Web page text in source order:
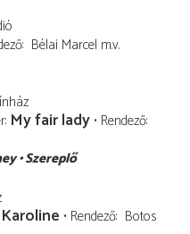
Bélai Marcel m.v.
My fair lady Rendező
Szereplő
Rendező Botos